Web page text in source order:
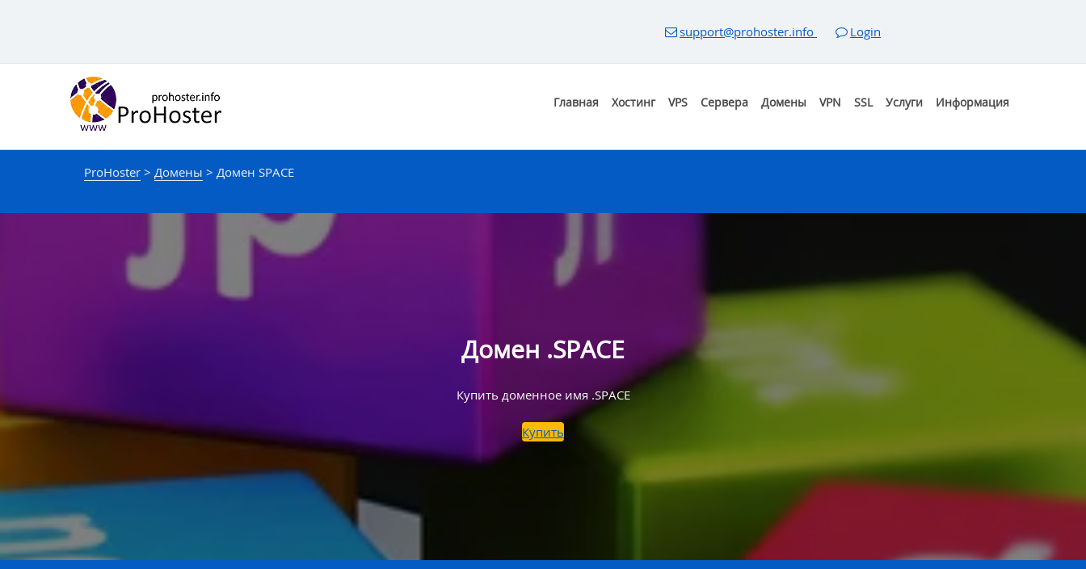
support@prohoster.info Login
Главная Хостинг VPS Сервера Домены VPN SSL Услуги Информация
ProHoster > Домены > Домен SPACE
Домен .SPACE
Купить доменное имя .SPACE
Купить